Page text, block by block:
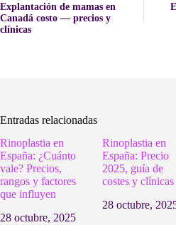
Explantación de mamas en
Canadá costo — precios y
clínicas
Entradas relacionadas
Rinoplastia en
España: ¿Cuánto
vale? Precios,
rangos y factores
que influyen
28 octubre, 2025
Rinoplastia en
España: Precio
2025, guía de
costes y clínicas
28 octubre,